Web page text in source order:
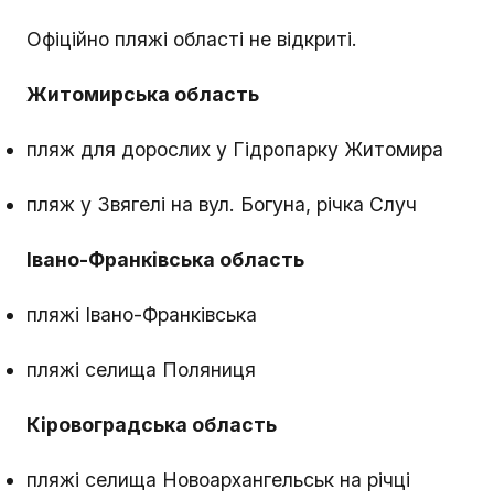
Офіційно пляжі області не відкриті.
Житомирська область
пляж для дорослих у Гідропарку Житомира
пляж у Звягелі на вул. Богуна, річка Случ
Івано-Франківська область
пляжі Івано-Франківська
пляжі селища Поляниця
Кіровоградська область
пляжі селища Новоархангельськ на річці